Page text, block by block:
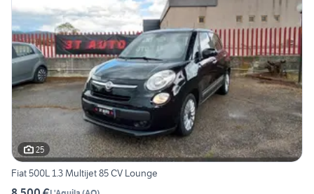
25
Fiat 500L 1.3 Multijet 85 CV Lounge